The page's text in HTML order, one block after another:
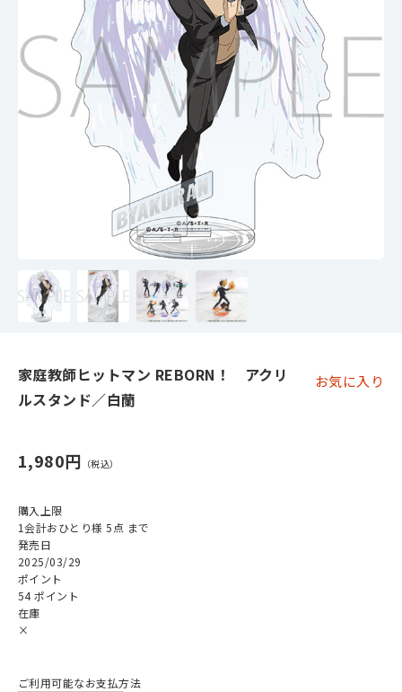
家庭教師ヒットマン REBORN！ アクリ
ルスタンド／白蘭
お気に入り
1,980円
購入上限
1会計おひとり様 5点 まで
発売日
2025/03/29
ポイント
54 ポイント
在庫
×
ご利用可能なお支払方法